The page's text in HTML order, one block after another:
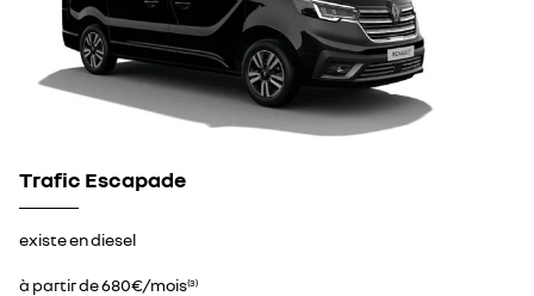
Trafic Escapade
existe en diesel
à partir de 680€/mois(3)